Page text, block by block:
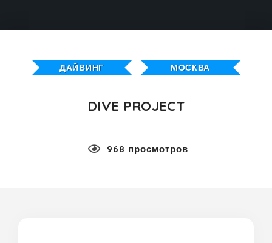
ДАЙВИНГ МОСКВА
DIVE PROJECT
968 просмотров